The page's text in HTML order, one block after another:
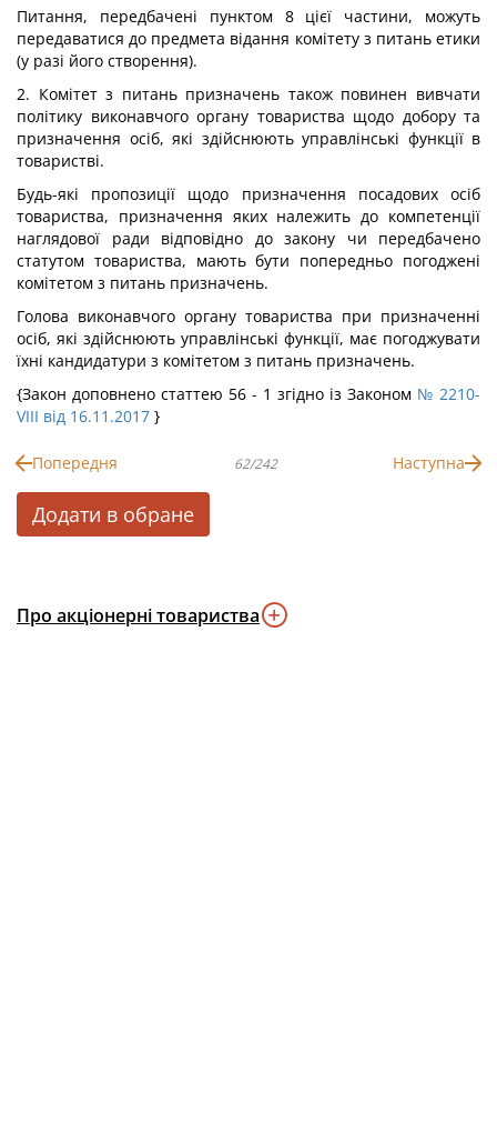
Питання, передбачені пунктом 8 цієї частини, можуть
передаватися до предмета відання комітету з питань етики
(у разі його створення).
2. Комітет з питань призначень також повинен вивчати
політику виконавчого органу товариства щодо добору та
призначення осіб, які здійснюють управлінські функції в
товаристві.
Будь-які пропозиції щодо призначення посадових осіб
товариства, призначення яких належить до компетенції
наглядової ради відповідно до закону чи передбачено
статутом товариства, мають бути попередньо погоджені
комітетом з питань призначень.
Голова виконавчого органу товариства при призначенні
осіб, які здійснюють управлінські функції, має погоджувати
їхні кандидатури з комітетом з питань призначень.
{Закон доповнено статтею 56 - 1 згідно із Законом № 2210-
VIII від 16.11.2017 }
Попередня 62/242 Наступна
Додати в обране
Про акціонерні товариства